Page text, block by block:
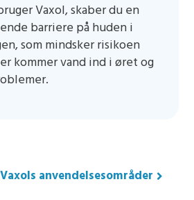
Vaxol, skaber du en
barriere på huden i
som mindsker risikoen
kommer vand ind i øret og
anvendelsesområder